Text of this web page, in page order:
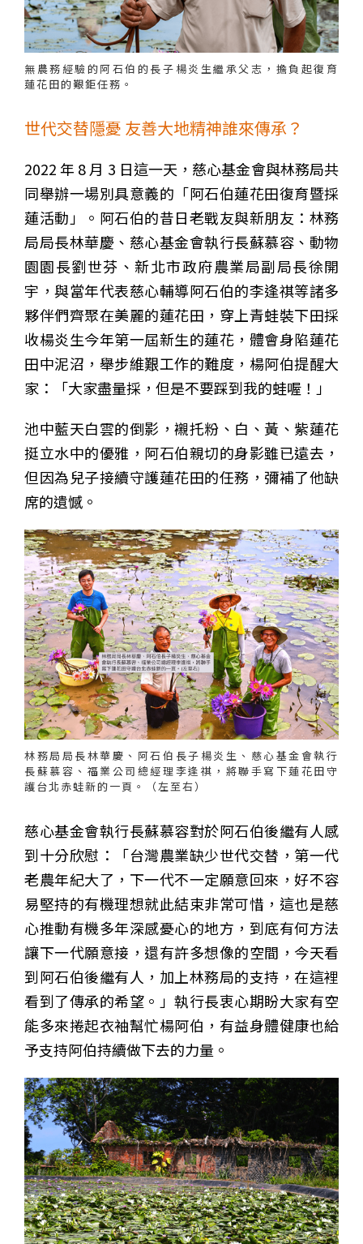
無農務經驗的阿石伯的長子楊炎生繼承父志，擔負起復育
蓮花田的艱鉅任務。
世代交替隱憂 友善大地精神誰來傳承？
2022 年 8 月 3 日這一天，慈心基金會與林務局共
同舉辦一場別具意義的「阿石伯蓮花田復育暨採
蓮活動」。阿石伯的昔日老戰友與新朋友：林務
局局長林華慶、慈心基金會執行長蘇慕容、動物
園園長劉世芬、新北市政府農業局副局長徐開
宇，與當年代表慈心輔導阿石伯的李逢祺等諸多
夥伴們齊聚在美麗的蓮花田，穿上青蛙裝下田採
收楊炎生今年第一屆新生的蓮花，體會身陷蓮花
田中泥沼，舉步維艱工作的難度，楊阿伯提醒大
家：「大家盡量採，但是不要踩到我的蛙喔！」
池中藍天白雲的倒影，襯托粉、白、黃、紫蓮花
挺立水中的優雅，阿石伯親切的身影雖已遠去，
但因為兒子接續守護蓮花田的任務，彌補了他缺
席的遺憾。
林務局局長林華慶、阿石伯長子楊炎生、慈心基金會執行
長蘇慕容、福業公司總經理李逢祺，將聯手寫下蓮花田守
護台北赤蛙新的一頁。（左至右）
慈心基金會執行長蘇慕容對於阿石伯後繼有人感
到十分欣慰：「台灣農業缺少世代交替，第一代
老農年紀大了，下一代不一定願意回來，好不容
易堅持的有機理想就此結束非常可惜，這也是慈
心推動有機多年深感憂心的地方，到底有何方法
讓下一代願意接，還有許多想像的空間，今天看
到阿石伯後繼有人，加上林務局的支持，在這裡
看到了傳承的希望。」執行長衷心期盼大家有空
能多來捲起衣袖幫忙楊阿伯，有益身體健康也給
予支持阿伯持續做下去的力量。